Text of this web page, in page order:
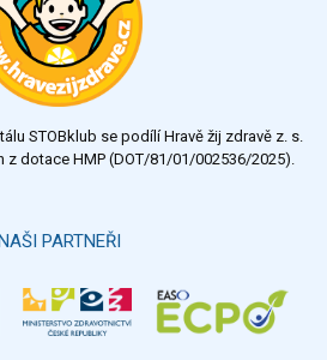
Všechny ankety
STOBklub se podílí Hravě žij zdravě z. s.
z dotace HMP (DOT/81/01/002536/2025).
NAŠI PARTNEŘI